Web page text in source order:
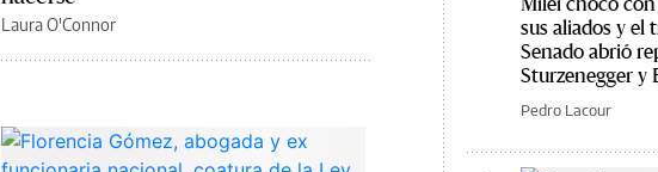
Laura O'Connor
sus aliados y el
Senado abrió
Sturzenegger y
Pedro Lacour